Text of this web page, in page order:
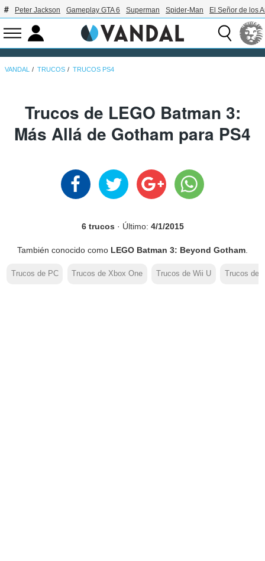
Peter Jackson Gameplay GTA 6 Superman Spider-Man El Señor de los
VANDAL TRUCOS TRUCOS PS4
Trucos de LEGO Batman 3:
Más Allá de Gotham para PS4
6 trucos · Último: 4/1/2015
También conocido como LEGO Batman 3: Beyond Gotham
Trucos de PC Trucos de Xbox One Trucos de Wii U Trucos de